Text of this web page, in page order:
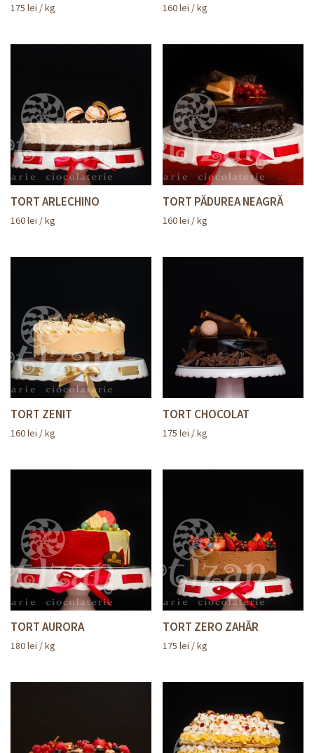
175 lei / kg 160lei / kg
TORT ARLECHINO
160lei / kg
TORT PĂDUREA NEAGRĂ
160lei / kg
TORT ZENIT
160lei / kg
TORT CHOCOLAT
175lei / kg
TORT AURORA
180lei / kg
TORT ZERO ZAHĂR
175lei / kg